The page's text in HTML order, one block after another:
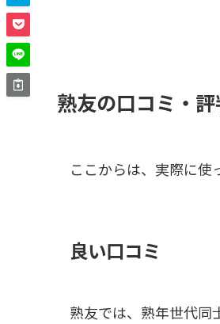
熟友の口コミ・
ここからは、実際に使
良い口コミ
熟友では、熟年世代同